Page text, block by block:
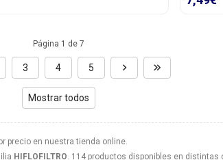
precio en nuestra tienda online.
HIFLOFILTRO. 114 productos disponibles en distintas
Página 1 de 7
3 4 5
Mostrar todos